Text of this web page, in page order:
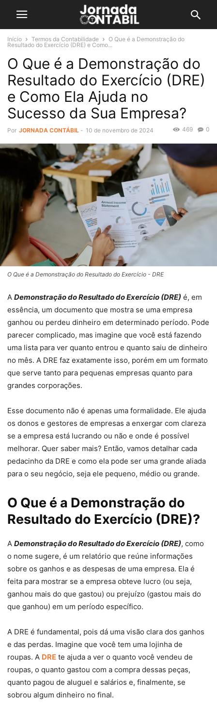
Início Termos da Contabilidade
O Que é a Demonstração do
Resultado do Exercício (DRE) e Como...
O Que é a Demonstração do
Resultado do Exercício (DRE)
e Como Ela Ajuda no
Sucesso da Sua Empresa?
Por JORNADA CONTÁBIL - 10 de novembro de 2024 0
469
O Que é a Demonstração do Resultado do Exercício - DRE
A Demonstração do Resultado do Exercício (DRE) é, em
essência, um documento que mostra se uma empresa
ganhou ou perdeu dinheiro em determinado período. Pode
parecer complicado, mas imagine que você está fazendo
uma lista para ver quanto entrou e quanto saiu de dinheiro
no mês. A DRE faz exatamente isso, porém em um formato
que serve tanto para pequenas empresas quanto para
grandes corporações.
Esse documento não é apenas uma formalidade. Ele ajuda
os donos e gestores de empresas a enxergar com clareza
se a empresa está lucrando ou não e onde é possível
melhorar. Quer saber mais? Então, vamos detalhar cada
pedacinho da DRE e como ela pode ser uma grande aliada
para o seu negócio, seja ele pequeno, médio ou grande.
O Que é a Demonstração do
Resultado do Exercício (DRE)?
A Demonstração do Resultado do Exercício (DRE), como
o nome sugere, é um relatório que reúne informações
sobre os ganhos e as despesas de uma empresa. Ela é
feita para mostrar se a empresa obteve lucro (ou seja,
ganhou mais do que gastou) ou prejuízo (gastou mais do
que ganhou) em um período específico.
A DRE é fundamental, pois dá uma visão clara dos ganhos
e das perdas. Imagine que você tem uma lojinha de
roupas. A DRE te ajuda a ver o quanto você vendeu de
roupas, o quanto gastou com a compra dessas peças,
quanto pagou de aluguel e salários e, finalmente, se
sobrou algum dinheiro no final.